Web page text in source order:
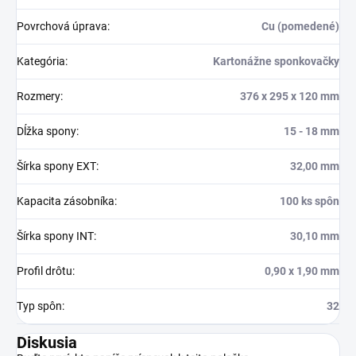
Povrchová úprava: Cu (pomedené)
Kategória: Kartonážne sponkovačky
Rozmery: 376 x 295 x 120 mm
Dĺžka spony: 15 - 18 mm
Šírka spony EXT: 32,00 mm
Kapacita zásobníka: 100 ks spôn
Šírka spony INT: 30,10 mm
Profil drôtu: 0,90 x 1,90 mm
Typ spôn: 32
Diskusia